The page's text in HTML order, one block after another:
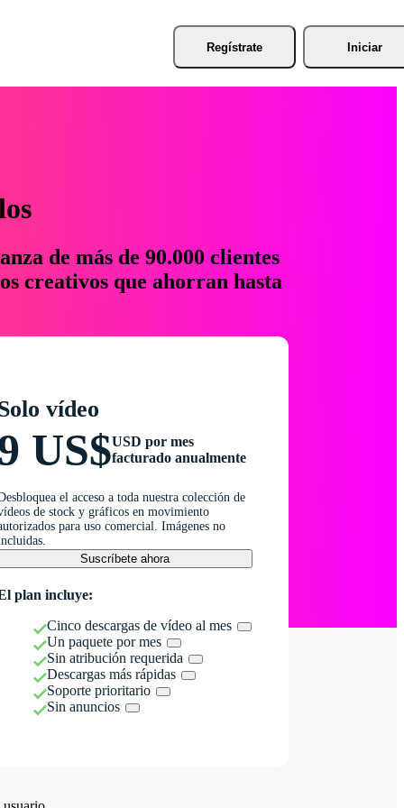
Regístrate Iniciar
de más de 90.000 clientes
creativos que ahorran hasta
vídeo
US$USD por mes
facturado anualmente
el acceso a toda nuestra colección de
de stock y gráficos en movimiento
para uso comercial. Imágenes no
Suscríbete ahora
plan incluye:
Cinco descargas de vídeo al mes
Un paquete por mes
Sin atribución requerida
Descargas más rápidas
Soporte prioritario
Sin anuncios